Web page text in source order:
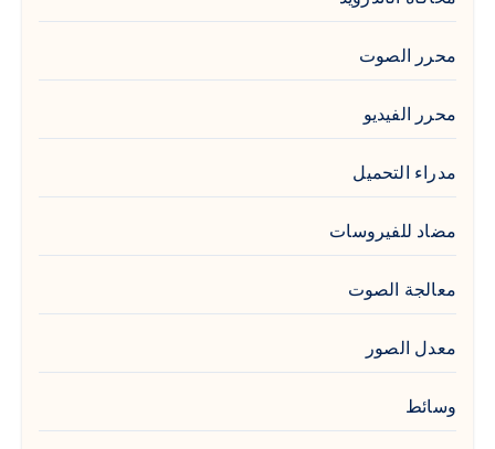
محرر الصوت
محرر الفيديو
مدراء التحميل
مضاد للفيروسات
معالجة الصوت
معدل الصور
وسائط